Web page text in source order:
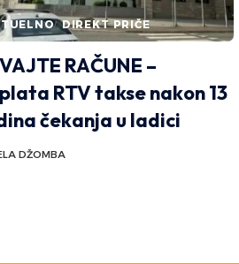
DIREKT PRIČE
RAČUNE –
RTV takse nakon 13
čekanja u ladici
DŽOMBA